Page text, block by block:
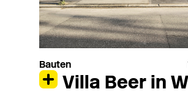
Bauten
Villa Beer in